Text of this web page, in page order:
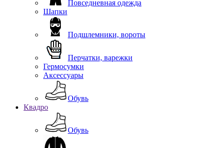
Повседневная одежда
Шапки
Подшлемники, вороты
Перчатки, варежки
Гермосумки
Аксессуары
Обувь
Квадро
Обувь